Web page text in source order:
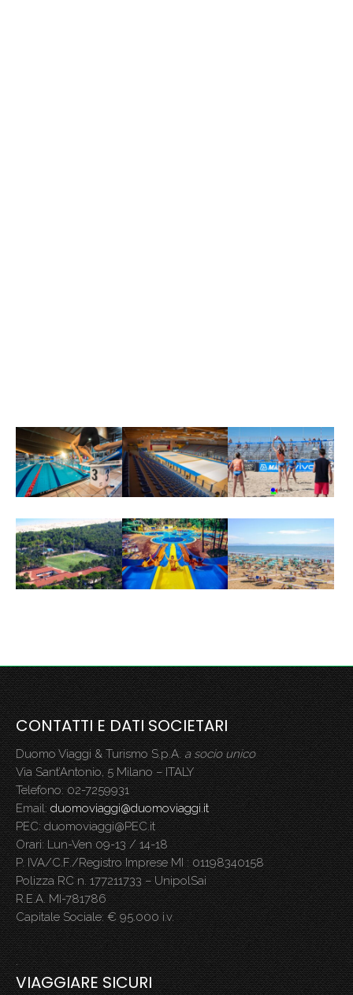
CONTATTI E DATI SOCIETARI
Duomo Viaggi & Turismo S.p.A.a socio unico
Via Sant’Antonio, 5 Milano – ITALY
Telefono: 02-7259931
Email:duomoviaggi@duomoviaggi.it
PEC: duomoviaggi@PEC.it
Orari: Lun-Ven 09-13 / 14-18
P. IVA/C.F./Registro Imprese MI : 01198340158
Polizza RC n. 177211733 – UnipolSai
R.E.A. MI-781786
Capitale Sociale: € 95.000 i.v.
.
VIAGGIARE SICURI